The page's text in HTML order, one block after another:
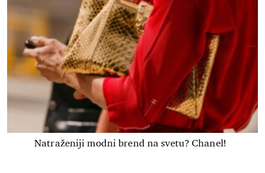
Natraženiji modni brend na svetu? Chanel!